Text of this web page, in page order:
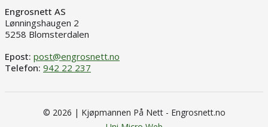
Engrosnett AS
Lønningshaugen 2
5258 Blomsterdalen
Epost: post@engrosnett.no
Telefon: 942 22 237
© 2026 | Kjøpmannen På Nett - Engrosnett.no